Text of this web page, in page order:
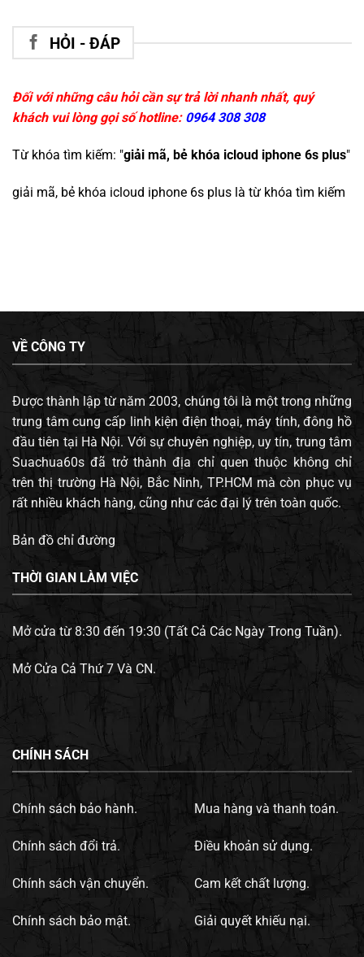
HỎI - ĐÁP
Đối với những câu hỏi cần sự trả lời nhanh nhất, quý
khách vui lòng gọi số hotline: 0964 308 308
Từ khóa tìm kiếm: "giải mã, bẻ khóa icloud iphone 6s plus"
giải mã, bẻ khóa icloud iphone 6s plus là từ khóa tìm kiếm
VỀ CÔNG TY
Được thành lập từ năm 2003, chúng tôi là một trong những
trung tâm cung cấp linh kiện điện thoại, máy tính, đông hồ
đầu tiên tại Hà Nội. Với sự chuyên nghiệp, uy tín, trung tâm
Suachua60s đã trở thành địa chỉ quen thuộc không chỉ
trên thị trường Hà Nội, Bắc Ninh, TP.HCM mà còn phục vụ
rất nhiều khách hàng, cũng như các đại lý trên toàn quốc.
Bản đồ chỉ đường
THỜI GIAN LÀM VIỆC
Mở cửa từ 8:30 đến 19:30 (Tất Cả Các Ngày Trong Tuần).
Mở Cửa Cả Thứ 7 Và CN.
CHÍNH SÁCH
Chính sách bảo hành.
Chính sách đổi trả.
Chính sách vận chuyển.
Chính sách bảo mật.
Mua hàng và thanh toán.
Điều khoản sử dụng.
Cam kết chất lượng.
Giải quyết khiếu nại.